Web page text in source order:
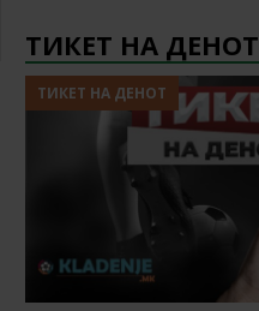
ТИКЕТ НА ДЕНОТ
ТИКЕТ НА ДЕНОТ